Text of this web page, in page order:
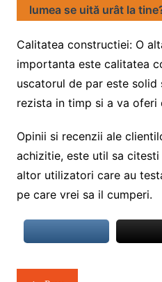
lumea se uită urât la
Calitatea constructiei: O
importanta este calitatea
uscatorul de par este solid
rezista in timp si a va oferi
Opinii si recenzii ale
achizitie, este util sa
altor utilizatori care au
pe care vrei sa il cumperi.